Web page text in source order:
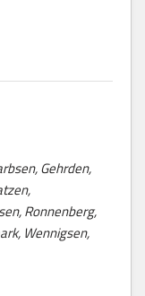
Gehrden,
Ronnenberg,
Wennigsen,